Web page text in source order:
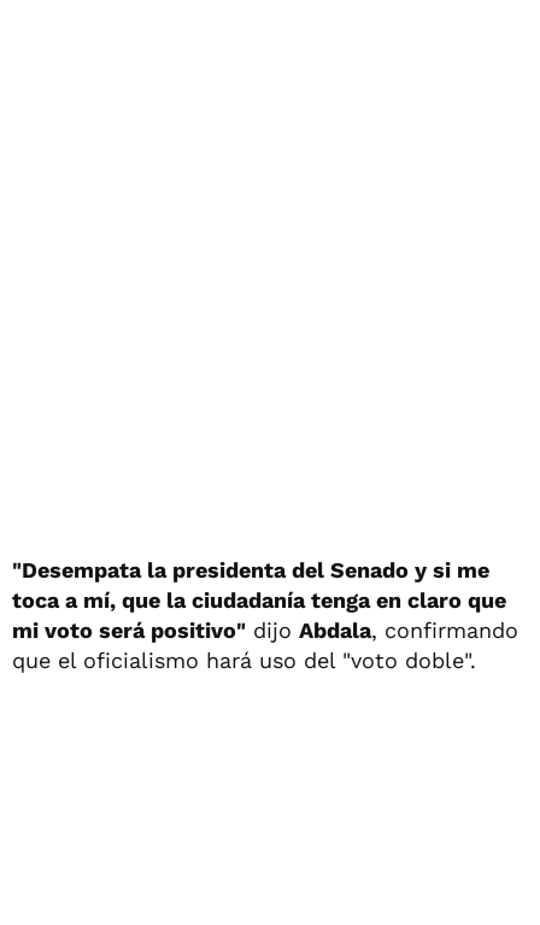
"Desempata la presidenta del Senado y si me
toca a mí, que la ciudadanía tenga en claro que
mi voto será positivo" dijo Abdala, confirmando
que el oficialismo hará uso del "voto doble".